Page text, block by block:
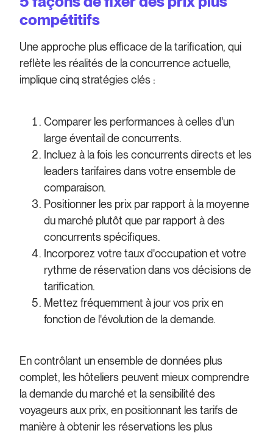
compétitifs
Une approche plus efficace de la tarification, qui
reflète les réalités de la concurrence actuelle,
implique cinq stratégies clés :
Comparer les performances à celles d'un
large éventail de concurrents.
Incluez à la fois les concurrents directs et les
leaders tarifaires dans votre ensemble de
comparaison.
Positionner les prix par rapport à la moyenne
du marché plutôt que par rapport à des
concurrents spécifiques.
Incorporez votre taux d'occupation et votre
rythme de réservation dans vos décisions de
tarification.
Mettez fréquemment à jour vos prix en
fonction de l'évolution de la demande.
En contrôlant un ensemble de données plus
complet, les hôteliers peuvent mieux comprendre
la demande du marché et la sensibilité des
voyageurs aux prix, en positionnant les tarifs de
manière à obtenir les réservations les plus